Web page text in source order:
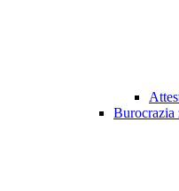
Burocrazia